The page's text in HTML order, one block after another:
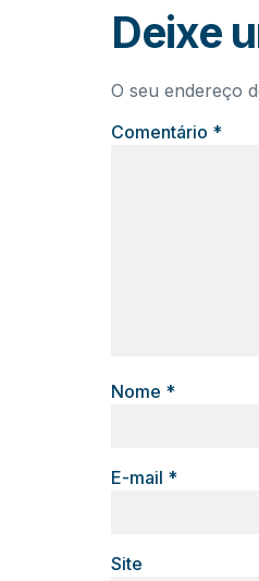
Deixe
O seu endereço
Comentário *
Nome *
E-mail *
Site